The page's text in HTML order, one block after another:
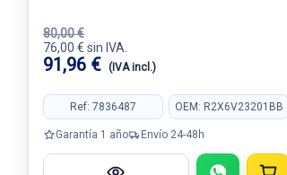
80,00 €
76,00 € sin IVA.
91,96 € (IVA incl.)
Ref: 7836487 OEM: R2X6V23201BB
Garantía 1 año Envío 24-48h